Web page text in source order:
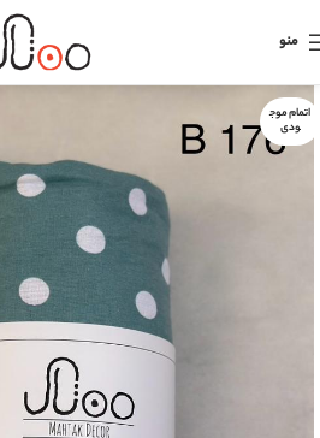
منو
اتمام موج
ودی